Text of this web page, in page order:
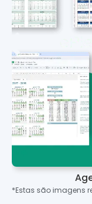
*Estas são imagens